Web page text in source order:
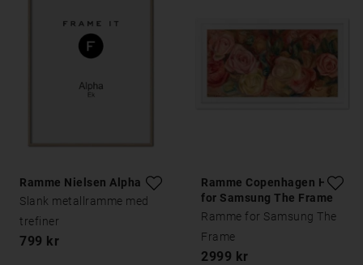
Ramme Nielsen Alpha Eik
Slank metallramme med
trefiner
799 kr
Ramme Copenhagen Hvit
for Samsung The Frame
Ramme for Samsung The
Frame
2999 kr